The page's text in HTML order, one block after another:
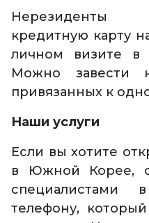
Нерезиденты
кредитную карту
личном визите в
Можно завести
привязанных к
Наши услуги
Если вы хотите
в Южной Корее,
специалистами
телефону,